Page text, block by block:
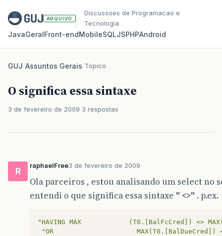
ARQUIVO
Discussoes de Programacao e
Tecnologia
JavaGeralFront‑endMobileSQLJSPHPAndroid
GUJ/Assuntos Gerais/Topico
O significa essa sintaxe
3 de fevereiro de 2009 3 respostas
R
raphaelFree3 de fevereiro de 2009
Ola parceiros , estou analisando um select no
entendi o que significa essa sintaxe " <>" . p.ex.
"HAVING MAX            (T0.[BalFcCred]) <>
"OR                     MAX(T0.[BalDueCred]) <>